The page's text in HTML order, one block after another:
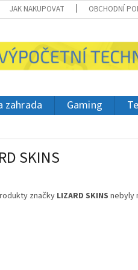
JAK NAKUPOVAT OBCHODNÍ
zahrada Gaming
SKINS
značky LIZARD SKINS nebyly